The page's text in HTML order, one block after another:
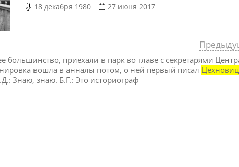
18 декабря 1980 27 июня 2017
большинство, приехали в парк во главе с секретарями
вошла в анналы потом, о ней первый писал
Знаю, знаю. Б.Г.: Это историограф